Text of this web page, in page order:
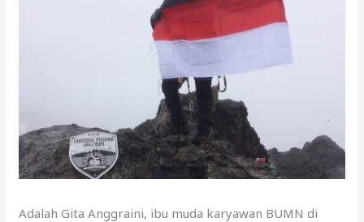
Adalah Gita Anggraini, ibu muda karyawan BUMN di